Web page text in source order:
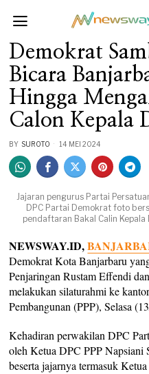
Demokrat
Bicara
Hingga
Calon Kepala
BY SUROTO 14 MEI 2024
Jajaran pengurus Partai
DPC Partai Demokrat foto
pendaftaran Bakal Calin
NEWSWAY.ID,
Demokrat Kota Banjarbaru
Penjaringan Rustam Effendi
melakukan silaturahmi ke
Pembangunan (PPP), Selasa
Kehadiran perwakilan DPC
oleh Ketua DPC PPP Napsiani
beserta jajarnya termasuk